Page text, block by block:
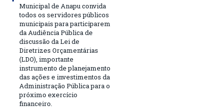
Municipal de Anapu convida
todos os servidores públicos
municipais para participarem
da Audiência Pública de
discussão da Lei de
Diretrizes Orçamentárias
(LDO), importante
instrumento de planejamento
das ações e investimentos da
Administração Pública para o
próximo exercício
financeiro.